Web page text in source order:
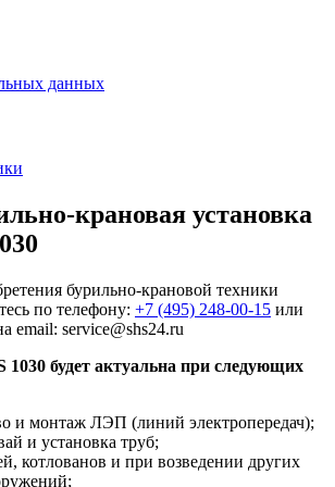
данных
крановая установка
бурильно-крановой техники
по телефону: +7 (495) 248-00-15 или
email: service@shs24.ru
1030 будет актуальна при следующих
и монтаж ЛЭП (линий электропередач);
и установка труб;
котлованов и при возведении других